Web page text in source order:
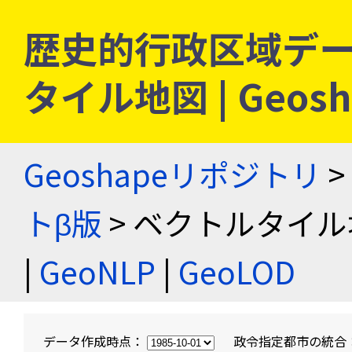
歴史的行政区域デ
タイル地図 |
Geoshapeリポジトリ >
トβ版 > ベクトルタイ
| GeoNLP | GeoLOD
データ作成時点： 政令指定都市の統